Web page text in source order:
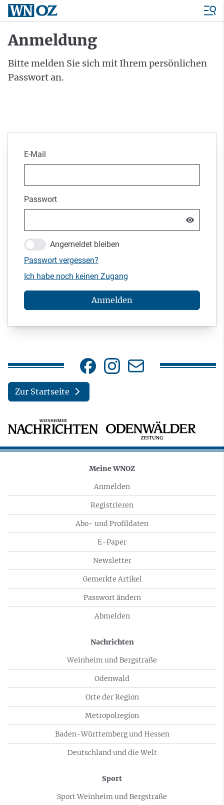
Anmeldung
Bitte melden Sie sich mit Ihrem persönlichen
Passwort an.
E-Mail
Passwort
Angemeldet bleiben
Passwort vergessen?
Ich habe noch keinen Zugang
Anmelden
Zur Startseite
Meine WNOZ
Anmelden
Registrieren
Abo- und Profildaten
E-Paper
Newsletter
Gemerkte Artikel
Passwort ändern
Abmelden
Nachrichten
Weinheim und Bergstraße
Odenwald
Orte der Region
Metropolregion
Baden-Württemberg und Hessen
Deutschland und die Welt
Sport
Sport Weinheim und Bergstraße